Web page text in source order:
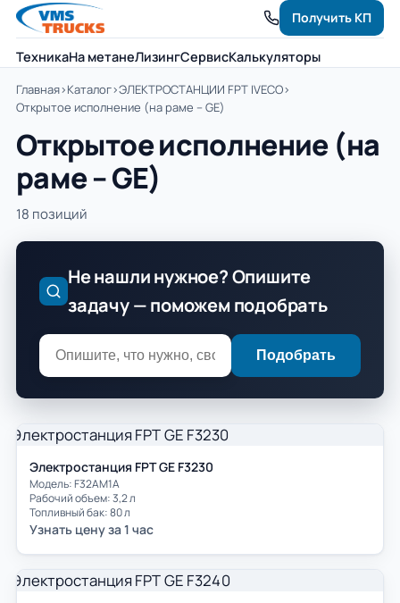
ТехникаНа метанеЛизингСервисКалькуляторы
Получить КП
Главная›Каталог›ЭЛЕКТРОСТАНЦИИ FPT IVECO›
Открытое исполнение (на раме – GE)
Открытое исполнение (на
раме – GE)
18 позиций
Не нашли нужное? Опишите
задачу — поможем подобрать
Подобрать
Электростанция FPT GE F3230
Модель: F32AM1A
Рабочий объем: 3,2 л
Топливный бак: 80 л
Узнать цену за 1 час